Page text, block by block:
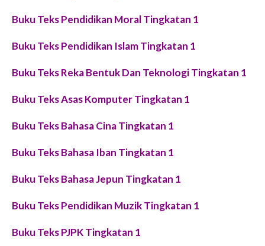
Buku Teks Pendidikan Moral Tingkatan 1
Buku Teks Pendidikan Islam Tingkatan 1
Buku Teks Reka Bentuk Dan Teknologi Tingkatan 1
Buku Teks Asas Komputer Tingkatan 1
Buku Teks Bahasa Cina Tingkatan 1
Buku Teks Bahasa Iban Tingkatan 1
Buku Teks Bahasa Jepun Tingkatan 1
Buku Teks Pendidikan Muzik Tingkatan 1
Buku Teks PJPK Tingkatan 1